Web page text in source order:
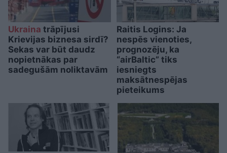
Ukraina trāpījusi
Krievijas biznesa sirdī?
Sekas var būt daudz
nopietnākas par
sadegušām noliktavām
Raitis Logins: Ja
nespēs vienoties,
prognozēju, ka
“airBaltic” tiks
iesniegts
maksātnespējas
pieteikums